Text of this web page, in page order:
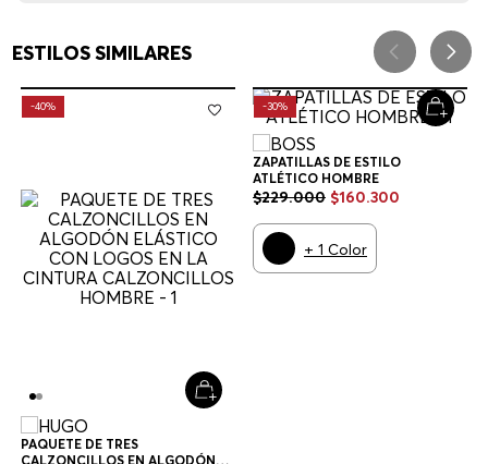
ESTILOS SIMILARES
-40%
PAQUETE DE TRES
CALZONCILLOS EN ALGODÓN
-30%
ZAPATILLAS DE ESTILO
ATLÉTICO HOMBRE
$229.000 $160.300
+ 1 Color